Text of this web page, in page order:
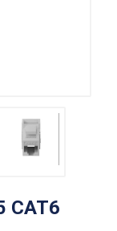
CAT6